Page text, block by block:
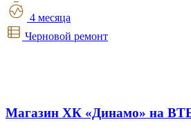
4 месяца
Черновой ремонт
Магазин ХК «Динамо» на